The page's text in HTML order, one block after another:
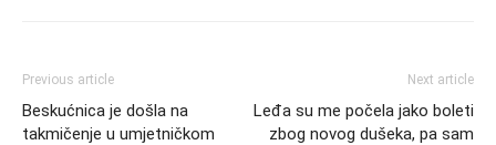
Previous article
Beskućnica je došla na
takmičenje u umjetničkom
Next article
Leđa su me počela jako boleti
zbog novog dušeka, pa sam